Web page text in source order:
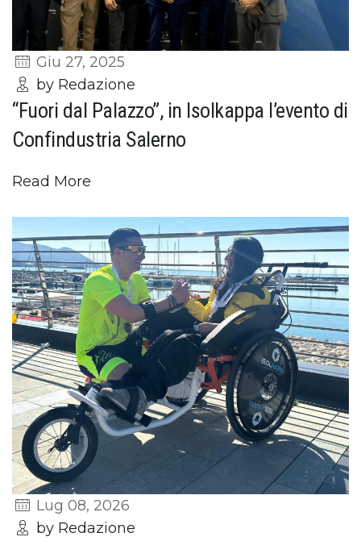
Giu 27, 2025
by Redazione
“Fuori dal Palazzo”, in Isolkappa l’evento di
Confindustria Salerno
Read More
Lug 08, 2026
by Redazione